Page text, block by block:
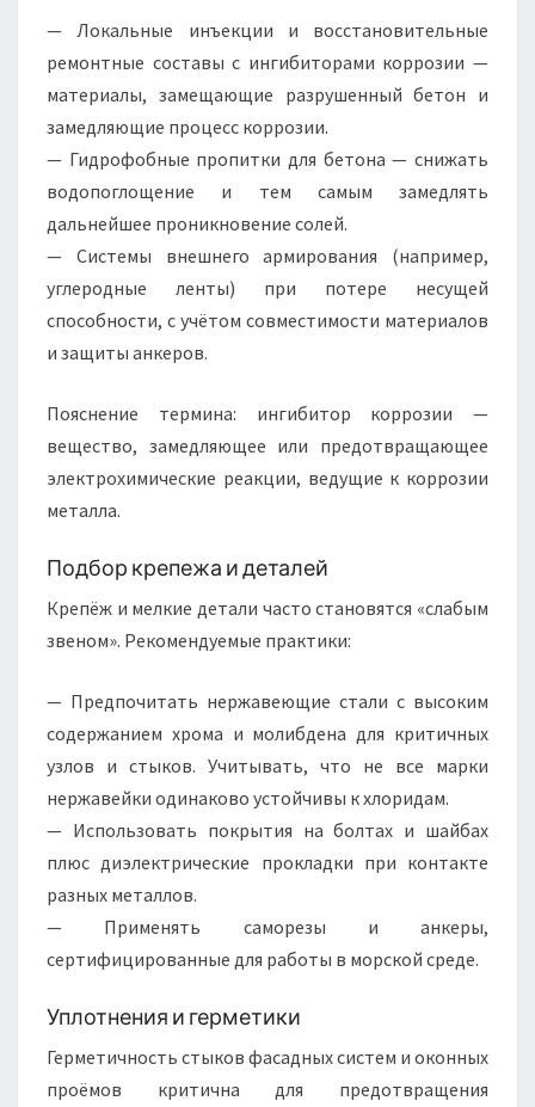
— Локальные инъекции и восстановительные
ремонтные составы с ингибиторами коррозии —
материалы, замещающие разрушенный бетон и
замедляющие процесс коррозии.
— Гидрофобные пропитки для бетона — снижать
водопоглощение и тем самым замедлять
дальнейшее проникновение солей.
— Системы внешнего армирования (например,
углеродные ленты) при потере несущей
способности, с учётом совместимости материалов
и защиты анкеров.
Пояснение термина: ингибитор коррозии —
вещество, замедляющее или предотвращающее
электрохимические реакции, ведущие к коррозии
металла.
Подбор крепежа и деталей
Крепёж и мелкие детали часто становятся «слабым
звеном». Рекомендуемые практики:
— Предпочитать нержавеющие стали с высоким
содержанием хрома и молибдена для критичных
узлов и стыков. Учитывать, что не все марки
нержавейки одинаково устойчивы к хлоридам.
— Использовать покрытия на болтах и шайбах
плюс диэлектрические прокладки при контакте
разных металлов.
— Применять саморезы и анкеры,
сертифицированные для работы в морской среде.
Уплотнения и герметики
Герметичность стыков фасадных систем и оконных
проёмов критична для предотвращения